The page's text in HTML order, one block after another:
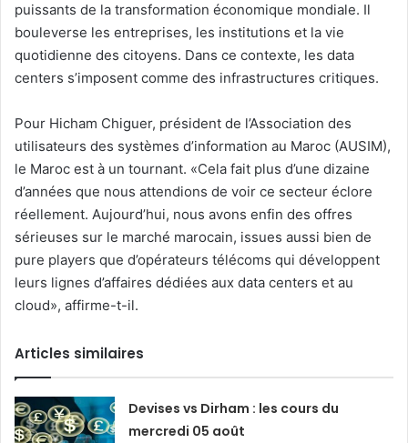
puissants de la transformation économique mondiale. Il
bouleverse les entreprises, les institutions et la vie
quotidienne des citoyens. Dans ce contexte, les data
centers s’imposent comme des infrastructures critiques.
Pour Hicham Chiguer, président de l’Association des
utilisateurs des systèmes d’information au Maroc (AUSIM),
le Maroc est à un tournant. «Cela fait plus d’une dizaine
d’années que nous attendions de voir ce secteur éclore
réellement. Aujourd’hui, nous avons enfin des offres
sérieuses sur le marché marocain, issues aussi bien de
pure players que d’opérateurs télécoms qui développent
leurs lignes d’affaires dédiées aux data centers et au
cloud», affirme-t-il.
Articles similaires
Devises vs Dirham : les cours du
mercredi 05 août